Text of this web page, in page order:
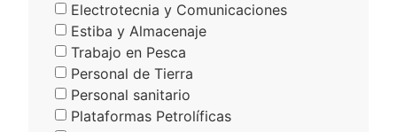
Electrotecnia y Comunicaciones
Estiba y Almacenaje
Trabajo en Pesca
Personal de Tierra
Personal sanitario
Plataformas Petrolíficas